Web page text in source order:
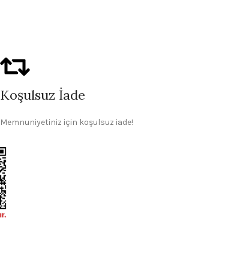
Koşulsuz İade
Memnuniyetiniz için koşulsuz iade!